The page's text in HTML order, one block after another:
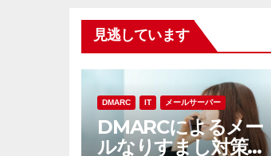
見逃しています
DMARC IT メールサーバー
DMARCによるメー
ルなりすまし対策最